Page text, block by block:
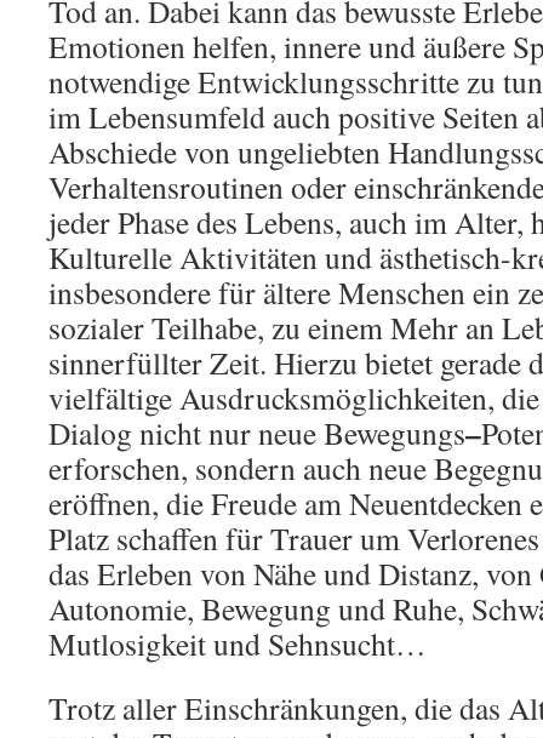
Tod an. Dabei kann das bewusste
Emotionen helfen, innere und äußere
notwendige Entwicklungsschritte zu
im Lebensumfeld auch positive Seiten
Abschiede von ungeliebten
Verhaltensroutinen oder
jeder Phase des Lebens, auch im
Kulturelle Aktivitäten und ästhetisch-
insbesondere für ältere Menschen ein
sozialer Teilhabe, zu einem Mehr an
sinnerfüllter Zeit. Hierzu bietet gerade
vielfältige Ausdrucksmöglichkeiten,
Dialog nicht nur neue Bewegungs–
erforschen, sondern auch neue
eröffnen, die Freude am Neuentdecken
Platz schaffen für Trauer um
das Erleben von Nähe und Distanz,
Autonomie, Bewegung und Ruhe,
Mutlosigkeit und Sehnsucht…
Trotz aller Einschränkungen, die das